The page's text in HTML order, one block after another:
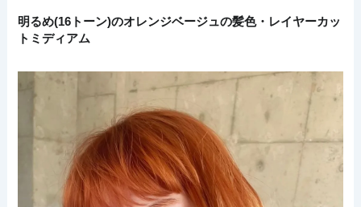
明るめ(16トーン)のオレンジベージュの髪色・レイヤーカッ
トミディアム